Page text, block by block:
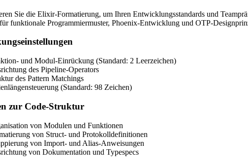
Sie die Elixir-Formatierung, um Ihren Entwicklungsstandards und
funktionale Programmiermuster, Phoenix-Entwicklung und OTP-
und Modul-Einrückung (Standard: 2 Leerzeichen)
des Pipeline-Operators
des Pattern Matchings
(Standard: 98 Zeichen)
zur Code-Struktur
von Modulen und Funktionen
von Struct- und Protokolldefinitionen
von Import- und Alias-Anweisungen
von Dokumentation und Typespecs